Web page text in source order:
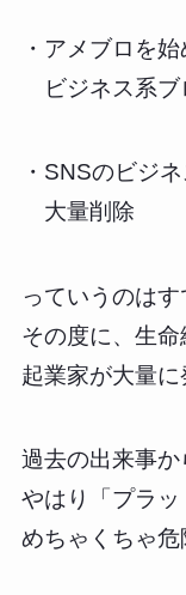
・アメブロを
ビジネス系ブ
・SNSのビジ
大量削除
っていうのはす
その度に、生命
起業家が大量に
過去の出来事か
やはり「プラ
めちゃくちゃ危